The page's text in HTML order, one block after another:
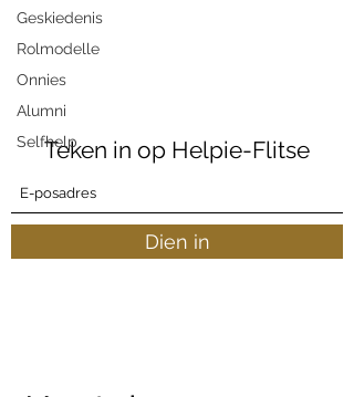
Geskiedenis
Rolmodelle
Onnies
Alumni
SelfhelpTeken in op Helpie-Flitse
Dien in